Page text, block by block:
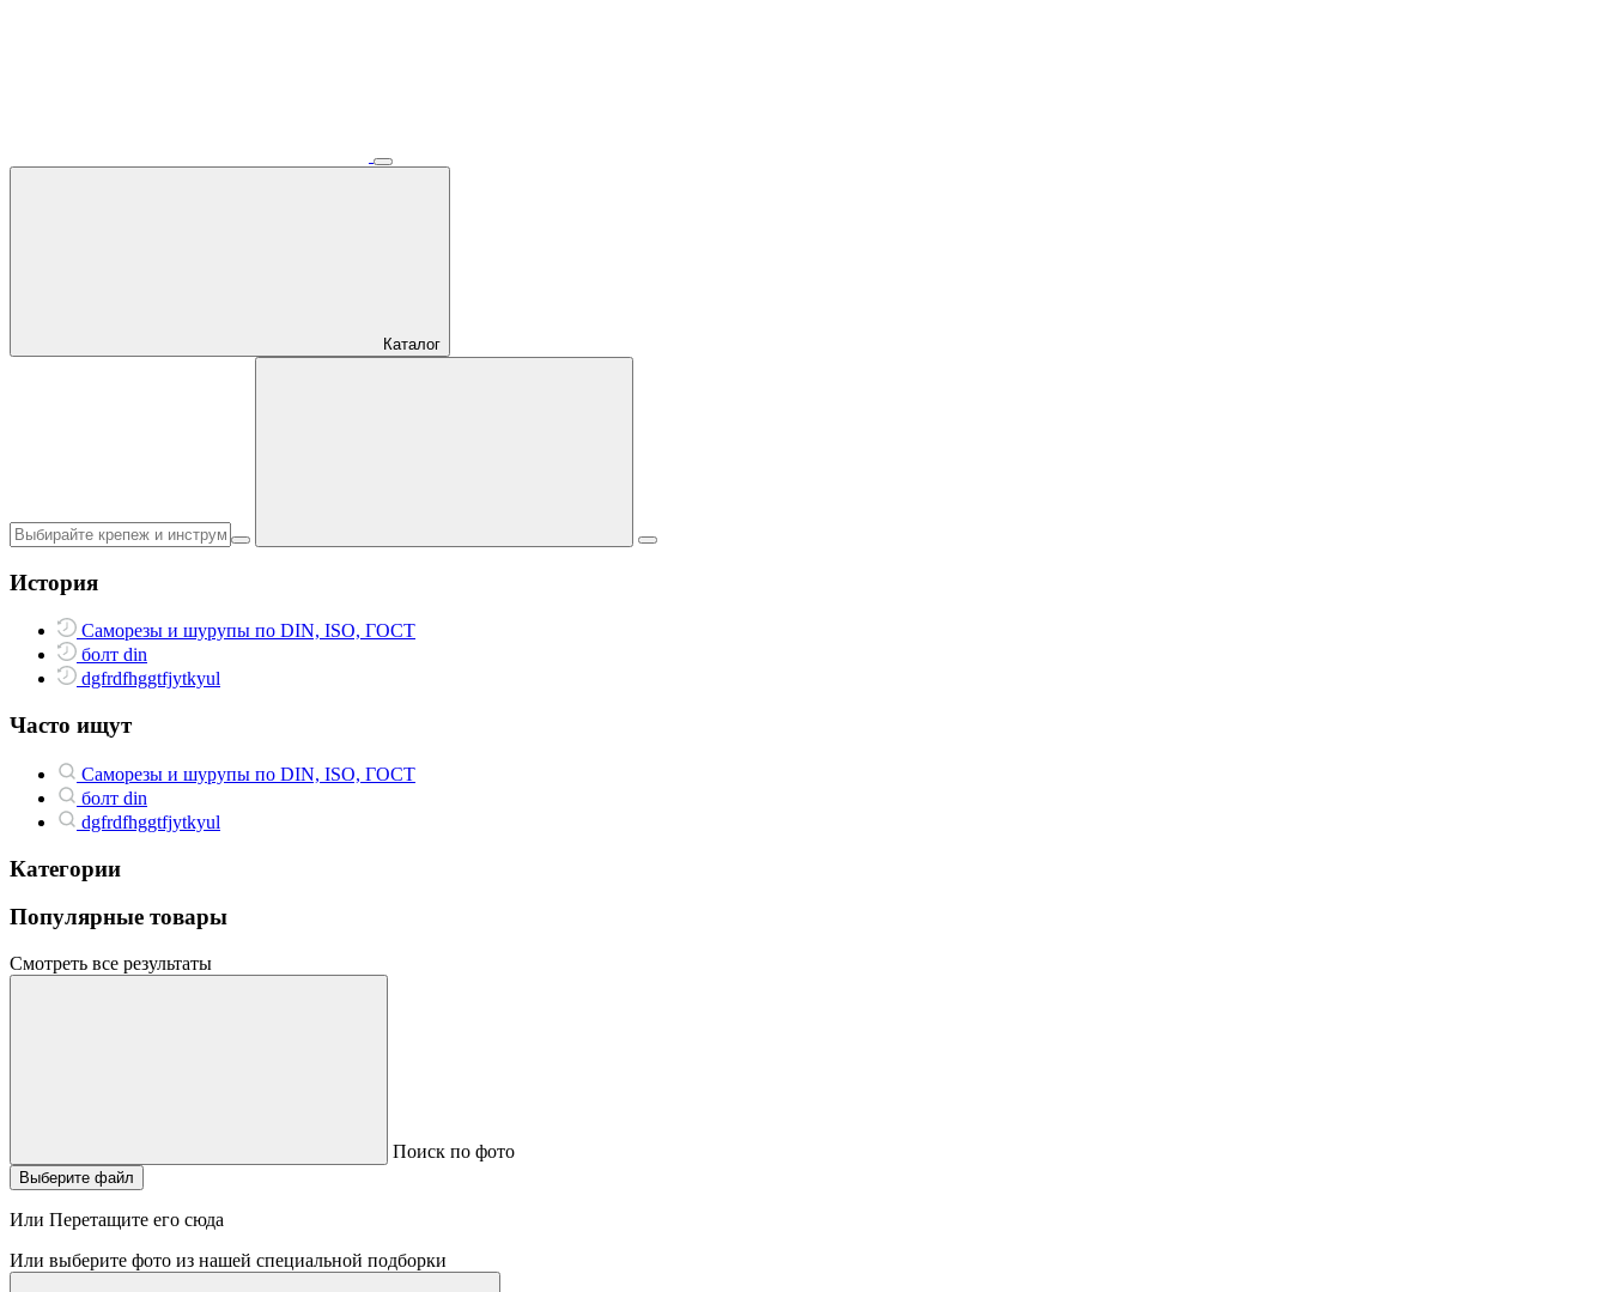
Каталог
История
Саморезы и шурупы по DIN, ISO, ГОСТ
болт din
dgfrdfhggtfjytkyul
Часто ищут
Саморезы и шурупы по DIN, ISO, ГОСТ
болт din
dgfrdfhggtfjytkyul
Категории
Популярные товары
Смотреть все результаты
Поиск по фото
Выберите файл
Или Перетащите его сюда
Или выберите фото из нашей специальной подборки